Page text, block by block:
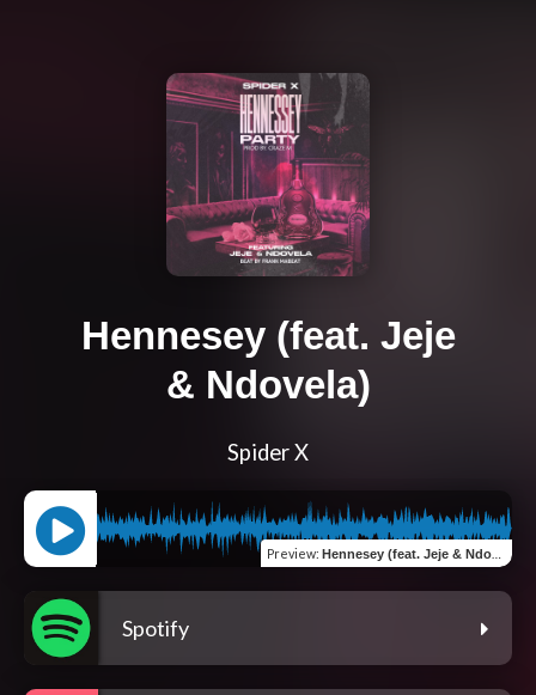
Hennesey (feat. Jeje
& Ndovela)
Spider X
Preview: Hennesey (feat. Jeje & Ndovela)
Spotify